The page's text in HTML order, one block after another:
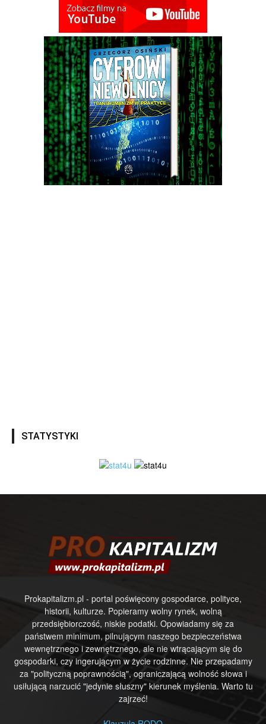
STATYSTYKI
Prokapitalizm.pl - portal poświęcony gospodarce, polityce,
historii, kulturze. Popieramy wolny rynek, wolną
przedsiębiorczość, niskie podatki. Opowiadamy się za
państwem minimum, pilnującym naszego bezpieczeństwa
wewnętrznego i zewnętrznego, ale nie wtrącającym się do
gospodarki, czy ingerującym w życie rodzinne. Nie przepadamy
za "polityczną poprawnością", ograniczającą wolność słowa i
usiłującą narzucić "jedynie słuszny" kierunek myślenia. Warto tu
zajrzeć!